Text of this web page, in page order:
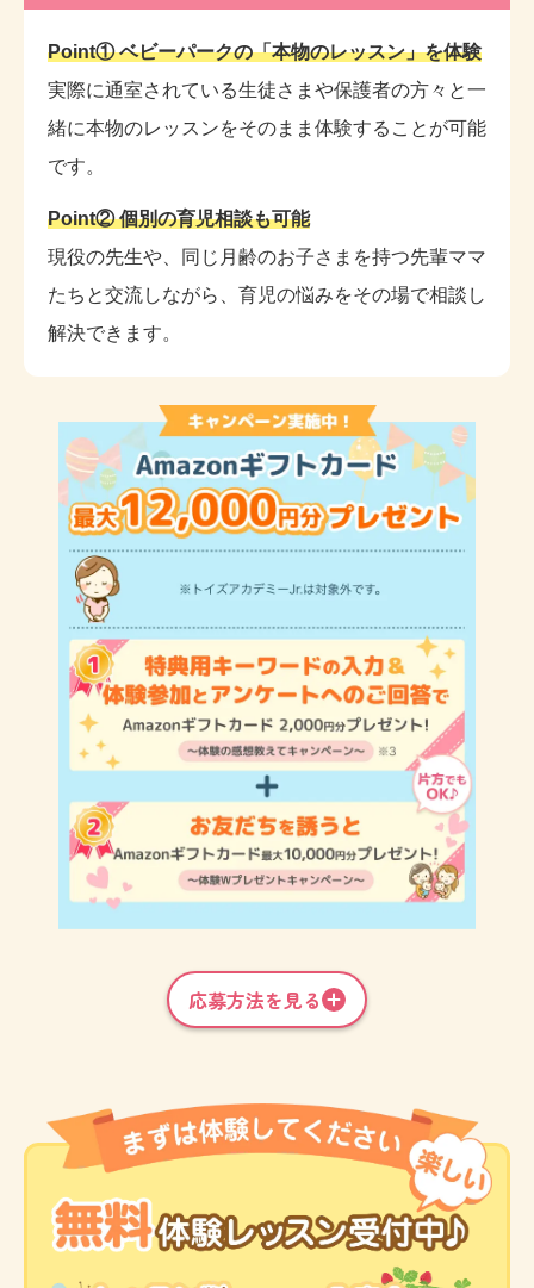
Point① ベビーパークの「本物のレッスン」を体験
実際に通室されている生徒さまや保護者の方々と一
緒に本物のレッスンをそのまま体験することが可能
です。
Point② 個別の育児相談も可能
現役の先生や、同じ月齢のお子さまを持つ先輩ママ
たちと交流しながら、育児の悩みをその場で相談し
解決できます。
応募方法を見る